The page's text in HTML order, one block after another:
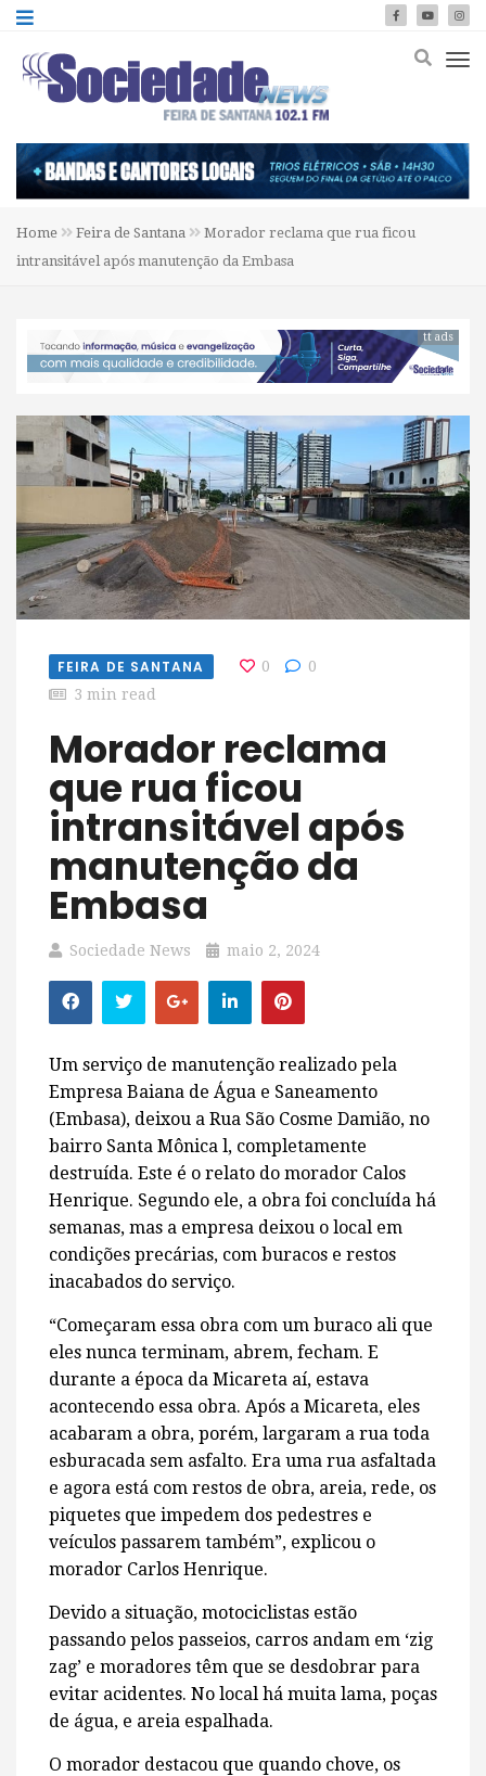
Home Feira de Santana
Morador reclama que rua ficou
intransitável após manutenção da Embasa
tt ads
FEIRA DE SANTANA 0
0
3 min read
Morador reclama
que rua ficou
intransitável após
manutenção da
Embasa
Sociedade News maio 2, 2024
Um serviço de manutenção realizado pela
Empresa Baiana de Água e Saneamento
(Embasa), deixou a Rua São Cosme Damião, no
bairro Santa Mônica l, completamente
destruída. Este é o relato do morador Calos
Henrique. Segundo ele, a obra foi concluída há
semanas, mas a empresa deixou o local em
condições precárias, com buracos e restos
inacabados do serviço.
“Começaram essa obra com um buraco ali que
eles nunca terminam, abrem, fecham. E
durante a época da Micareta aí, estava
acontecendo essa obra. Após a Micareta, eles
acabaram a obra, porém, largaram a rua toda
esburacada sem asfalto. Era uma rua asfaltada
e agora está com restos de obra, areia, rede, os
piquetes que impedem dos pedestres e
veículos passarem também”, explicou o
morador Carlos Henrique.
Devido a situação, motociclistas estão
passando pelos passeios, carros andam em ‘zig
zag’ e moradores têm que se desdobrar para
evitar acidentes. No local há muita lama, poças
de água, e areia espalhada.
O morador destacou que quando chove, os